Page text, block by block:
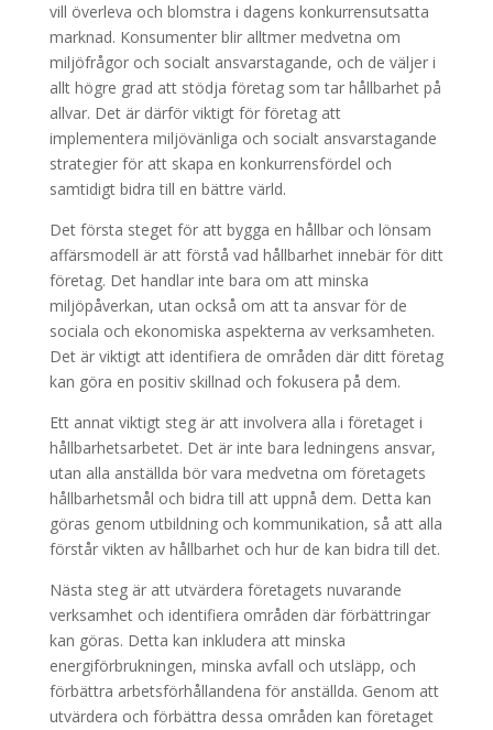
vill överleva och blomstra i dagens konkurrensutsatta
marknad. Konsumenter blir alltmer medvetna om
miljöfrågor och socialt ansvarstagande, och de väljer i
allt högre grad att stödja företag som tar hållbarhet på
allvar. Det är därför viktigt för företag att
implementera miljövänliga och socialt ansvarstagande
strategier för att skapa en konkurrensfördel och
samtidigt bidra till en bättre värld.
Det första steget för att bygga en hållbar och lönsam
affärsmodell är att förstå vad hållbarhet innebär för ditt
företag. Det handlar inte bara om att minska
miljöpåverkan, utan också om att ta ansvar för de
sociala och ekonomiska aspekterna av verksamheten.
Det är viktigt att identifiera de områden där ditt företag
kan göra en positiv skillnad och fokusera på dem.
Ett annat viktigt steg är att involvera alla i företaget i
hållbarhetsarbetet. Det är inte bara ledningens ansvar,
utan alla anställda bör vara medvetna om företagets
hållbarhetsmål och bidra till att uppnå dem. Detta kan
göras genom utbildning och kommunikation, så att alla
förstår vikten av hållbarhet och hur de kan bidra till det.
Nästa steg är att utvärdera företagets nuvarande
verksamhet och identifiera områden där förbättringar
kan göras. Detta kan inkludera att minska
energiförbrukningen, minska avfall och utsläpp, och
förbättra arbetsförhållandena för anställda. Genom att
utvärdera och förbättra dessa områden kan företaget